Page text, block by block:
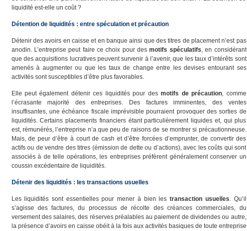
liquidité est-elle un coût ?
Détention de liquidités : entre spéculation et précaution
Détenir des avoirs en caisse et en banque ainsi que des titres de placement n’est pas
anodin. L’entreprise peut faire ce choix pour desmotifs spéculatifs, en considérant
que des acquisitions lucratives peuvent survenir à l’avenir, que les taux d’intérêts sont
amenés à augmenter ou que les taux de change entre les devises entourant ses
activités sont susceptibles d’être plus favorables.
Elle peut également détenir ces liquidités pour desmotifs de précaution, comme
l’écrasante majorité des entreprises. Des factures imminentes, des ventes
insuffisantes, une échéance fiscale imprévisible pourraient provoquer des sorties de
liquidités. Certains placements financiers étant particulièrement liquides et, qui plus
est, rémunérés, l’entreprise n’a que peu de raisons de se montrer si précautionneuse.
Mais, de peur d’être à court de cash et d’être forcées d’emprunter, de convertir des
actifs ou de vendre des titres (émission de dette ou d’actions), avec les coûts qui sont
associés à de telle opérations, les entreprises préfèrent généralement conserver un
coussin excédentaire de liquidités.
Détenir des liquidités : les transactions usuelles
Les liquidités sont essentielles pour mener à bien lestransaction usuelles. Qu’il
s’agisse des factures, du processus de récolte des créances commerciales, du
versement des salaires, des réserves préalables au paiement de dividendes ou autre,
la présence d’avoirs en caisse obéit à la fois aux activités basiques de toute entreprise